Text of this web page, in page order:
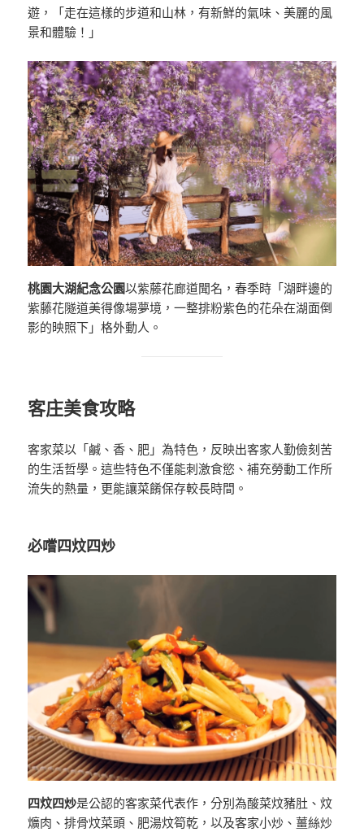
遊，「走在這樣的步道和山林，有新鮮的氣味、美麗的風
景和體驗！」
桃園大湖紀念公園以紫藤花廊道聞名，春季時「湖畔邊的
紫藤花隧道美得像場夢境，一整排粉紫色的花朵在湖面倒
影的映照下」格外動人。
客庄美食攻略
客家菜以「鹹、香、肥」為特色，反映出客家人勤儉刻苦
的生活哲學。這些特色不僅能刺激食慾、補充勞動工作所
流失的熱量，更能讓菜餚保存較長時間。
必嚐四炆四炒
四炆四炒是公認的客家菜代表作，分別為酸菜炆豬肚、炆
爌肉、排骨炆菜頭、肥湯炆筍乾，以及客家小炒、薑絲炒